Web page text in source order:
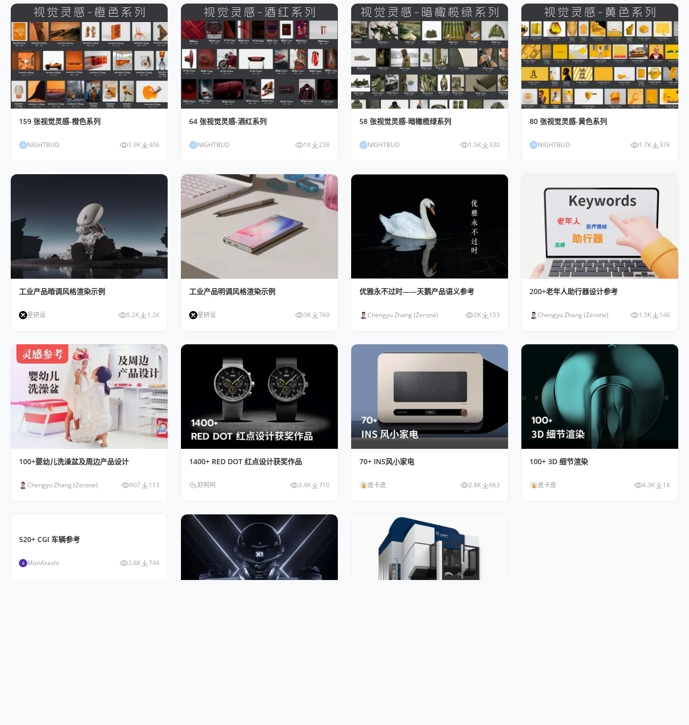
159 张视觉灵感-橙色系列
NI NIGHTBUD 1.9K 406
64 张视觉灵感-酒红系列
NI NIGHTBUD 1K 238
58 张视觉灵感-暗橄榄绿系列
NI NIGHTBUD 1.5K 330
80 张视觉灵感-黄色系列
NI NIGHTBUD 1.7K 376
工业产品暗调风格渲染示例
星研设 5.2K 1.2K
工业产品明调风格渲染示例
星研设 3K 769
优雅永不过时——天鹅产品语义参考
Chengyu Zhang (Zerone) 2K 153
200+老年人助行器设计参考
Chengyu Zhang (Zerone) 1.5K 146
100+婴幼儿洗澡盆及周边产品设计
Chengyu Zhang (Zerone) 907 113
1400+ RED DOT 红点设计获奖作品
舒阿阿 3.4K 710
70+ INS风小家电
皮卡皮 2.8K 663
100+ 3D 细节渲染
皮卡皮 4.3K 1K